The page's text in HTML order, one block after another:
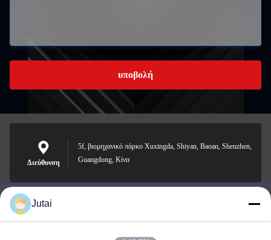
υποβολή
Διεύθυνση
5f, βιομηχανικό πάρκο Xuxingda, Shiyan, Baoan, Shenzhen,
Guangdong, Κίνα
jutaisales18@gmail.com
Jutai